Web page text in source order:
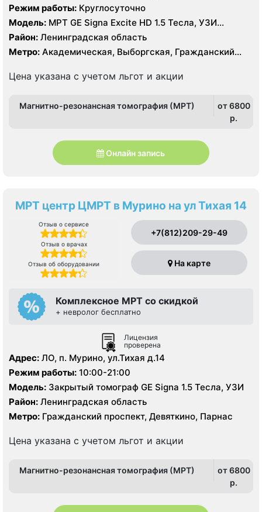
Режим работы: Круглосуточно
Модель: МРТ GE Signa Excite HD 1.5 Тесла, УЗИ
экспертного класса
Район: Ленинградская область
Метро: Академическая, Выборгская, Гражданский
Политехническая, Проспект Просвещения, Удельная
Цена указана с учетом льгот и акции
Магнитно-резонансная томография (МРТ)
от 6800
p.
Онлайн запись
МРТ центр ЦМРТ в Мурино на ул Тихая 14
Отзыв о сервисе
Отзыв о врачах
Отзыв об оборудовании
+7(812)209-29-49
На карте
Комплексное МРТ со скидкой
+ невролог бесплатно
Лицензия
проверена
Адрес: ЛО, п. Мурино, ул.Тихая д.14
Режим работы: 10:00-21:00
Модель: Закрытый томограф GE Signa 1.5 Тесла, УЗИ
Район: Ленинградская область
Метро: Гражданский проспект, Девяткино, Парнас
Цена указана с учетом льгот и акции
Магнитно-резонансная томография (МРТ)
от 6800
p.